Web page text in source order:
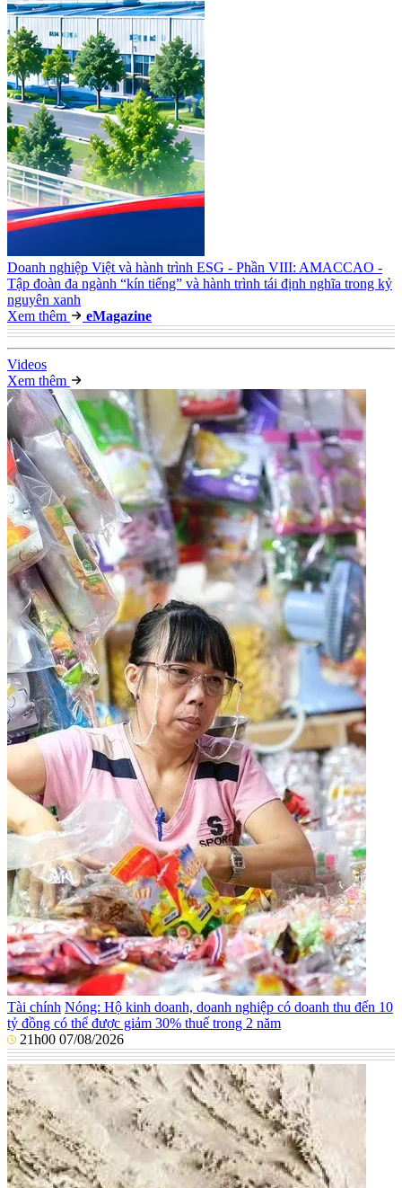
Doanh nghiệp Việt và hành trình ESG - Phần VIII: AMACCAO -
Tập đoàn đa ngành “kín tiếng” và hành trình tái định nghĩa trong kỷ
nguyên xanh
Xem thêm
eMagazine
Videos
Xem thêm
Tài chính Nóng: Hộ kinh doanh, doanh nghiệp có doanh thu đến 10
tỷ đồng có thể được giảm 30% thuế trong 2 năm
21h00 07/08/2026